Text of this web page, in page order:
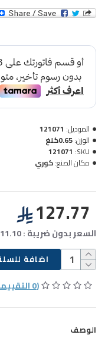
(0 التقييمات)
127.77
السعر بدون ضريبة : 111.10
الموديل: 121071
الوزن:0.65كلغ
SKU:
121071
مكان الصنع:كوري
اضافة
الوصف